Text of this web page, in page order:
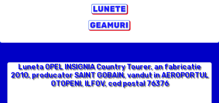
Luneta OPEL INSIGNIA Country Tourer, an fabricatie
2010, producator SAINT GOBAIN, vandut in AEROPORTUL
OTOPENI, ILFOV, cod postal 76376